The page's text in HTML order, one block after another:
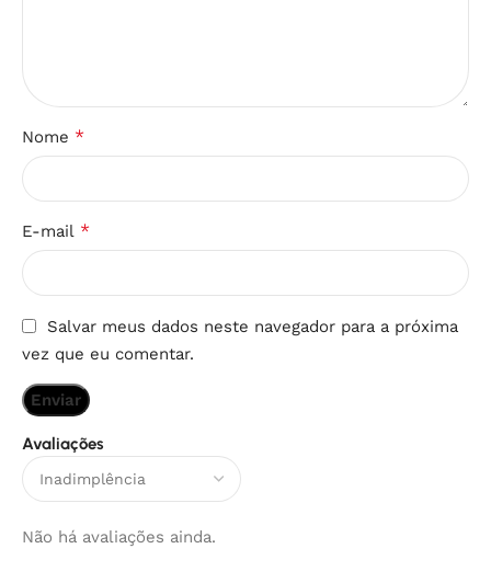
Avaliações
Não há avaliações ainda.
Nome *
E-mail *
Salvar meus dados neste navegador para a próxima
vez que eu comentar.